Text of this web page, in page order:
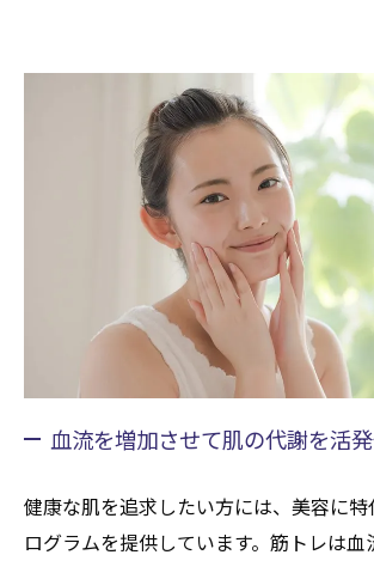
血流を増加させて肌の代謝を活
健康な肌を追求したい方には、美容に
ログラムを提供しています。筋トレは血